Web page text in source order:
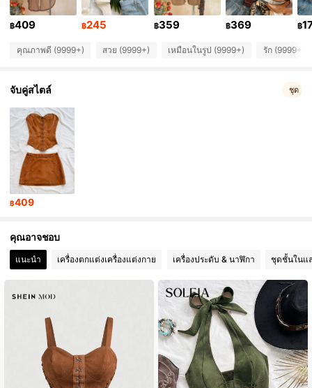
4.91 2.4M ผู้ติดตาม
฿409 ฿245 ฿359 ฿369 ฿
คุณภาพดี (9999+) สวย (9999+) เหมือนในรูป (9999+) รัก (9999+)
จับคู่สไตล์ ชุด
฿409
คุณอาจชอบ
แนะนำ เครื่องตกแต่งเครื่องแต่งกาย เครื่องประดับ & นาฬิกา ชุดชั้นในแ